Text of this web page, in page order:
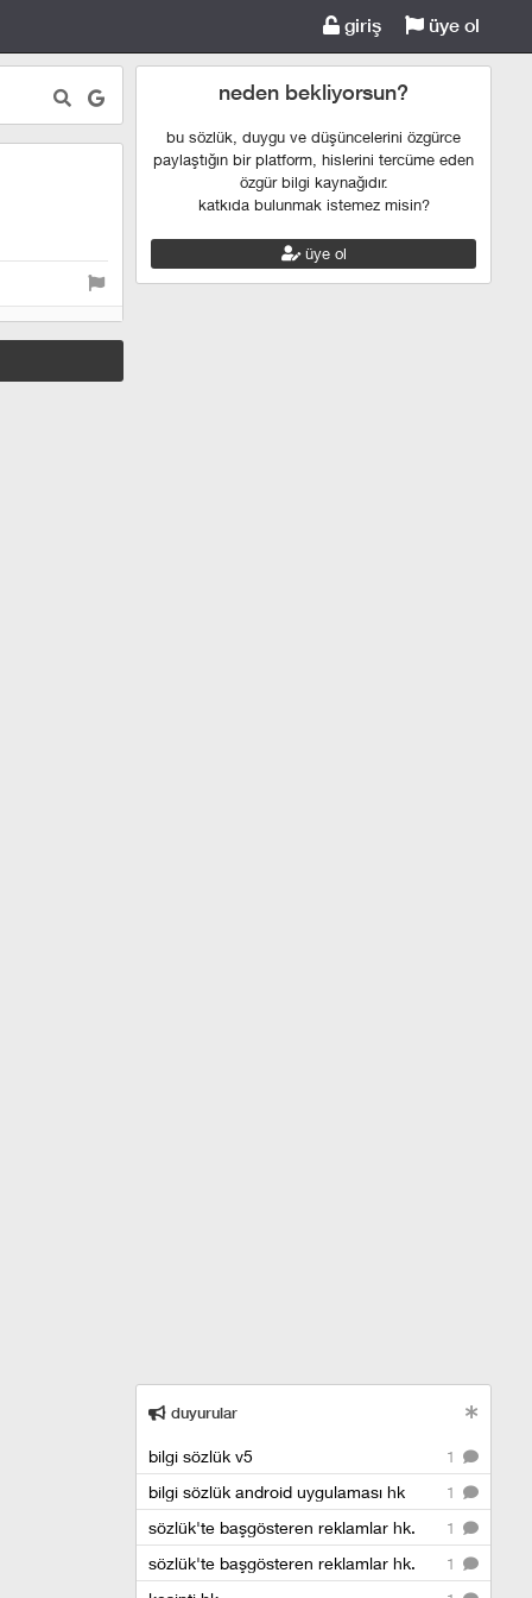
giriş üye ol
neden bekliyorsun?
bu sözlük, duygu ve düşüncelerini özgürce
paylaştığın bir platform, hislerini tercüme eden
özgür bilgi kaynağıdır.
katkıda bulunmak istemez misin?
üye ol
duyurular
1
bilgi sözlük v5
1
bilgi sözlük android uygulaması hk
1
sözlük'te başgösteren reklamlar hk.
1
sözlük'te başgösteren reklamlar hk.